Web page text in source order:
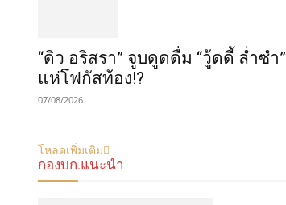
“ดิว อริสรา” จูบดูดดื่ม “วู้ดดี้ ล่ำซำ”
แห่โฟกัสท้อง!?
07/08/2026
โหลดเพิ่มเติม
กองบก.แนะนำ